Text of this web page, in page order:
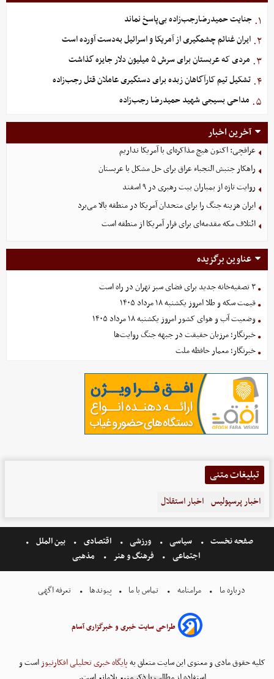
۱. جنایت حمیدرضارجب‌زاده بی‌پاسخ نماند
۲. ایران غنائم چشمگیری از آمریکا و اسرائیل به‌دست آورده است
۳. مردی که عربستان برای سرش ۵ میلیون دلار جایزه گذاشت
۴. تشکیل تیم کارآگاهان زبده برای دستگیری عاملان قتل رجب‌زاده
۵. مداحی بسیجی شهید حمیدرضا رجب‌زاده
آخرین اخبار
عراقچی: اکنون هیچ مذاکره‌ای با آمریکا نداریم
راهکار جنبش النجباء عراق برای حل مشکل با عربستان
روایت تازه از بمباران بیت رهبری در ۹ اسفند
ایران هزینه جنگ را برای متحدان آمریکا در منطقه بالا می‌برد
ائتلاف مکه مقدمه‌ای برای فرار آمریکا از منطقه است
عناوین برگزیده
۳ تصفیه‌خانه جدید برای فضای سبز تهران در راه است
قیمت سکه و طلا امروز یکشنبه ۱۸ مرداد ۱۴۰۵
وضعیت آب و هوای کشور امروز یکشنبه ۱۸ مرداد ۱۴۰۵
خبرنگار؛ مرزبان حقیقت در جبهه جنگ روایت‌ها
خبرنگار؛ معمار حافظه ملت
تبلیغات متنی
اخبار پرسپولیس اخبار استقلال
صفحه نخست سیاسی ورزشی اقتصادی
بین الملل
اجتماعی
فرهنگ و هنر مذهبی
درباره ما مرامنامه تماس با ما پیوندها تعرفه اگهی
طراحی سایت خبری و خبرگزاری آسام
کلیه حقوق مادی و معنوی این سایت متعلق بهپایگاه خبری تحلیلی افکارنیوزاست و